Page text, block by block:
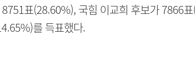
표(28.60%), 국힘 이교희 후보가 7866
를 득표했다.